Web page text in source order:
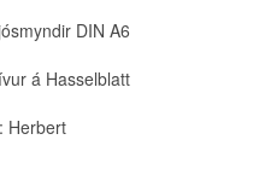
DIN A6
á Hasselblatt
Herbert
eða vísindaleg
ótal
um allt og
máli, í nýtt
í þessu tilviki,
More